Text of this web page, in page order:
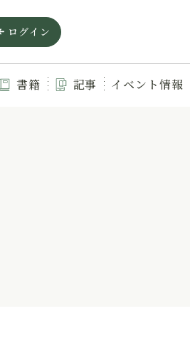
ログイン
書籍 記事 イベント情報